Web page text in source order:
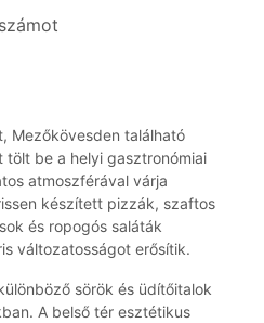
Mezőkövesden található
tölt be a helyi gasztronómiai
atmoszférával várja
készített pizzák, szaftos
és ropogós saláták
változatosságot erősítik.
sörök és üdítőitalok
A belső tér esztétikus